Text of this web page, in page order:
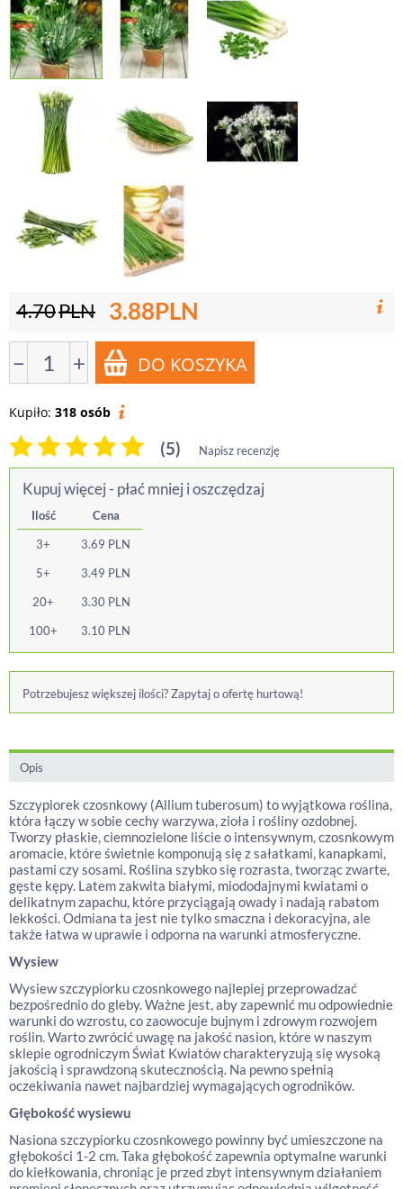
4.70PLN 3.88PLN
− +
Kupiło: 318 osób
(5) Napisz recenzję
Kupuj więcej - płać mniej i oszczędzaj
Ilość
Cena
3+
3.69 PLN
5+
3.49 PLN
20+
3.30 PLN
100+
3.10 PLN
Potrzebujesz większej ilości? Zapytaj o ofertę hurtową!
Opis
Szczypiorek czosnkowy (Allium tuberosum) to wyjątkowa roślina,
która łączy w sobie cechy warzywa, zioła i rośliny ozdobnej.
Tworzy płaskie, ciemnozielone liście o intensywnym, czosnkowym
aromacie, które świetnie komponują się z sałatkami, kanapkami,
pastami czy sosami. Roślina szybko się rozrasta, tworząc zwarte,
gęste kępy. Latem zakwita białymi, miododajnymi kwiatami o
delikatnym zapachu, które przyciągają owady i nadają rabatom
lekkości. Odmiana ta jest nie tylko smaczna i dekoracyjna, ale
także łatwa w uprawie i odporna na warunki atmosferyczne.
Wysiew
Wysiew szczypiorku czosnkowego najlepiej przeprowadzać
bezpośrednio do gleby. Ważne jest, aby zapewnić mu odpowiednie
warunki do wzrostu, co zaowocuje bujnym i zdrowym rozwojem
roślin. Warto zwrócić uwagę na jakość nasion, które w naszym
sklepie ogrodniczym Świat Kwiatów charakteryzują się wysoką
jakością i sprawdzoną skutecznością. Na pewno spełnią
oczekiwania nawet najbardziej wymagających ogrodników.
Głębokość wysiewu
Nasiona szczypiorku czosnkowego powinny być umieszczone na
głębokości 1-2 cm. Taka głębokość zapewnia optymalne warunki
do kiełkowania, chroniąc je przed zbyt intensywnym działaniem